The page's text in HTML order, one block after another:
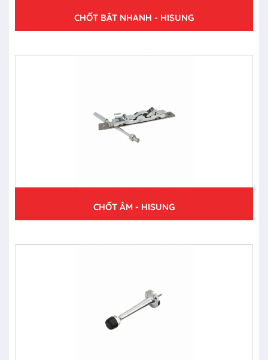
CHỐT BẬT NHANH - HISUNG
CHỐT ÂM - HISUNG